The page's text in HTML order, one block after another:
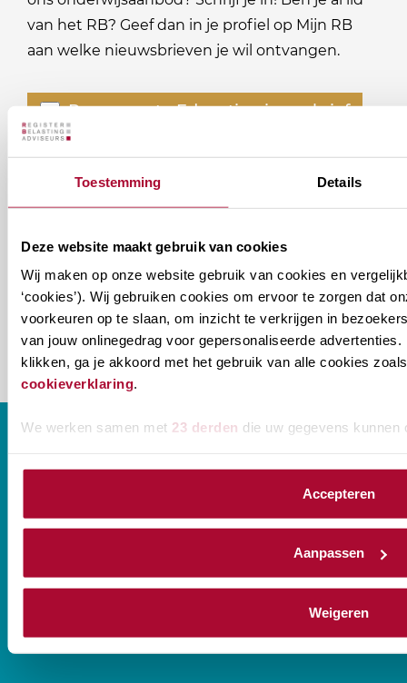
Toestemming Details
Deze website maakt gebruik van cookies
Wij maken op onze website gebruik van cookies en
‘cookies’). Wij gebruiken cookies om ervoor te zorgen dat
voorkeuren op te slaan, om inzicht te verkrijgen in
van jouw onlinegedrag voor gepersonaliseerde advertenties.
klikken, ga je akkoord met het gebruik van alle cookies
cookieverklaring.
We werken samen met 23 derden die uw gegevens kunnen
Accepteren
Aanpassen
Weigeren
van het RB? Geef dan in je profiel op Mijn RB
aan welke nieuwsbrieven je wil ontvangen.
E-mailadres*
naam@bedrijf.nl
Welke
nieuwsbrieven
zou
willen
Permanente Educatie nieuwsbrief
Verenigingsnieuws
2595 BM Den Haag